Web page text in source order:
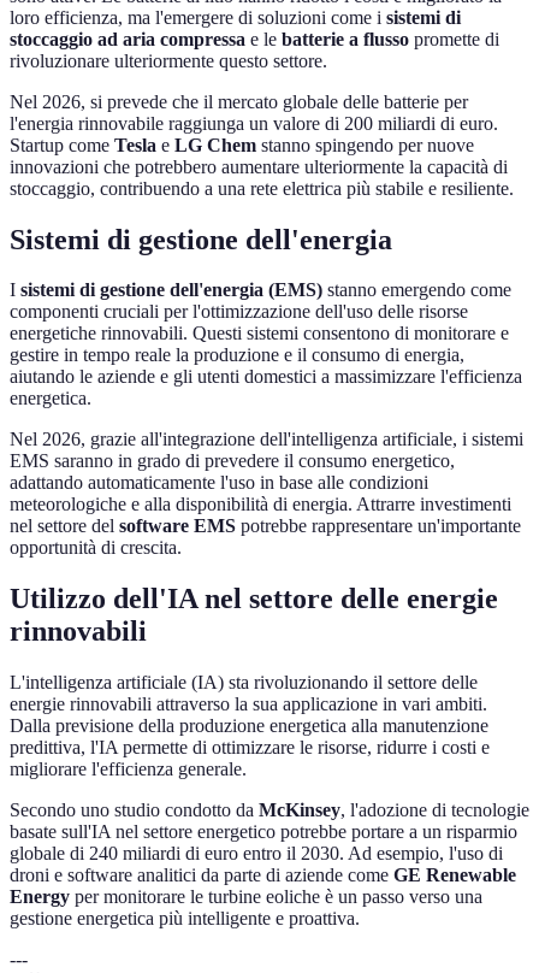
loro efficienza, ma l'emergere di soluzioni come i sistemi di
stoccaggio ad aria compressa e le batterie a flusso promette di
rivoluzionare ulteriormente questo settore.
Nel 2026, si prevede che il mercato globale delle batterie per
l'energia rinnovabile raggiunga un valore di 200 miliardi di euro.
Startup come Tesla e LG Chem stanno spingendo per nuove
innovazioni che potrebbero aumentare ulteriormente la capacità di
stoccaggio, contribuendo a una rete elettrica più stabile e resiliente.
Sistemi di gestione dell'energia
I sistemi di gestione dell'energia (EMS) stanno emergendo come
componenti cruciali per l'ottimizzazione dell'uso delle risorse
energetiche rinnovabili. Questi sistemi consentono di monitorare e
gestire in tempo reale la produzione e il consumo di energia,
aiutando le aziende e gli utenti domestici a massimizzare l'efficienza
energetica.
Nel 2026, grazie all'integrazione dell'intelligenza artificiale, i sistemi
EMS saranno in grado di prevedere il consumo energetico,
adattando automaticamente l'uso in base alle condizioni
meteorologiche e alla disponibilità di energia. Attrarre investimenti
nel settore del software EMS potrebbe rappresentare un'importante
opportunità di crescita.
Utilizzo dell'IA nel settore delle energie
rinnovabili
L'intelligenza artificiale (IA) sta rivoluzionando il settore delle
energie rinnovabili attraverso la sua applicazione in vari ambiti.
Dalla previsione della produzione energetica alla manutenzione
predittiva, l'IA permette di ottimizzare le risorse, ridurre i costi e
migliorare l'efficienza generale.
Secondo uno studio condotto da McKinsey, l'adozione di tecnologie
basate sull'IA nel settore energetico potrebbe portare a un risparmio
globale di 240 miliardi di euro entro il 2030. Ad esempio, l'uso di
droni e software analitici da parte di aziende come GE Renewable
Energy per monitorare le turbine eoliche è un passo verso una
gestione energetica più intelligente e proattiva.
---